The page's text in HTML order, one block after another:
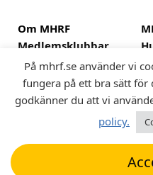
Om MHRF
Medlemsklubbar
Fordon
Integritetspolicy|
På mhrf.se använder vi
fungera på ett bra sätt för
godkänner du att vi
policy.